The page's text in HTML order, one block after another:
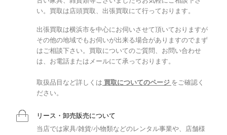
い。買取は店頭買取、出張買取にて行っております。
出張買取は横浜市を中心にお伺いさせて頂いておりますが
その他の地域でもお伺いが出来る場合がありますのでまず
はご相談下さい。買取についてのご質問、お問い合わせ
は、お電話またはメールにて承っております。
取扱品目など詳しくは 買取についてのページ をご確認く
ださい。
リース・卸売販売について
当店では家具/雑貨/小物類などのレンタル事業や、店舗様